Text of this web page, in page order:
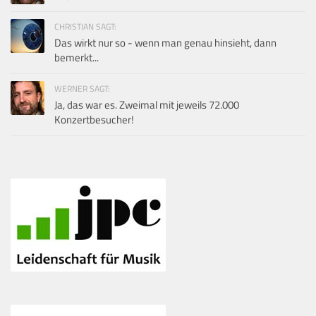
CHRISTIAN SAGT:
Das wirkt nur so - wenn man genau hinsieht, dann
bemerkt...
WERNER SAGT:
Ja, das war es. Zweimal mit jeweils 72.000
Konzertbesucher!